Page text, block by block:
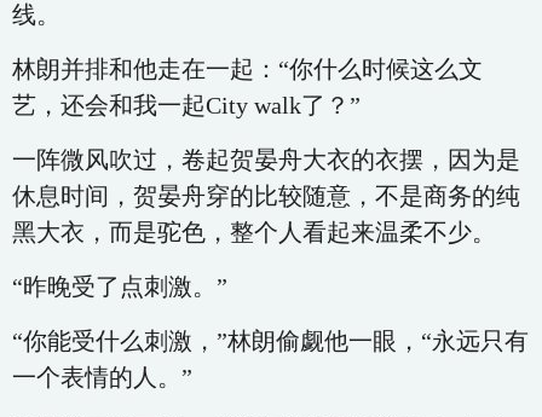
线。
林朗并排和他走在一起：“你什么时候这么文
艺，还会和我一起City walk了？”
一阵微风吹过，卷起贺晏舟大衣的衣摆，因为是
休息时间，贺晏舟穿的比较随意，不是商务的纯
黑大衣，而是驼色，整个人看起来温柔不少。
“昨晚受了点刺激。”
“你能受什么刺激，”林朗偷觑他一眼，“永远只有
一个表情的人。”